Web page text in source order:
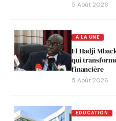
5 Août 2026
A LA UNE
El Hadji
qui
financière
5 Août 2026
EDUCATION